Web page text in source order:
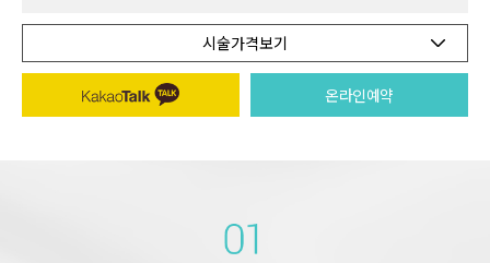
시술가격보기
온라인예약